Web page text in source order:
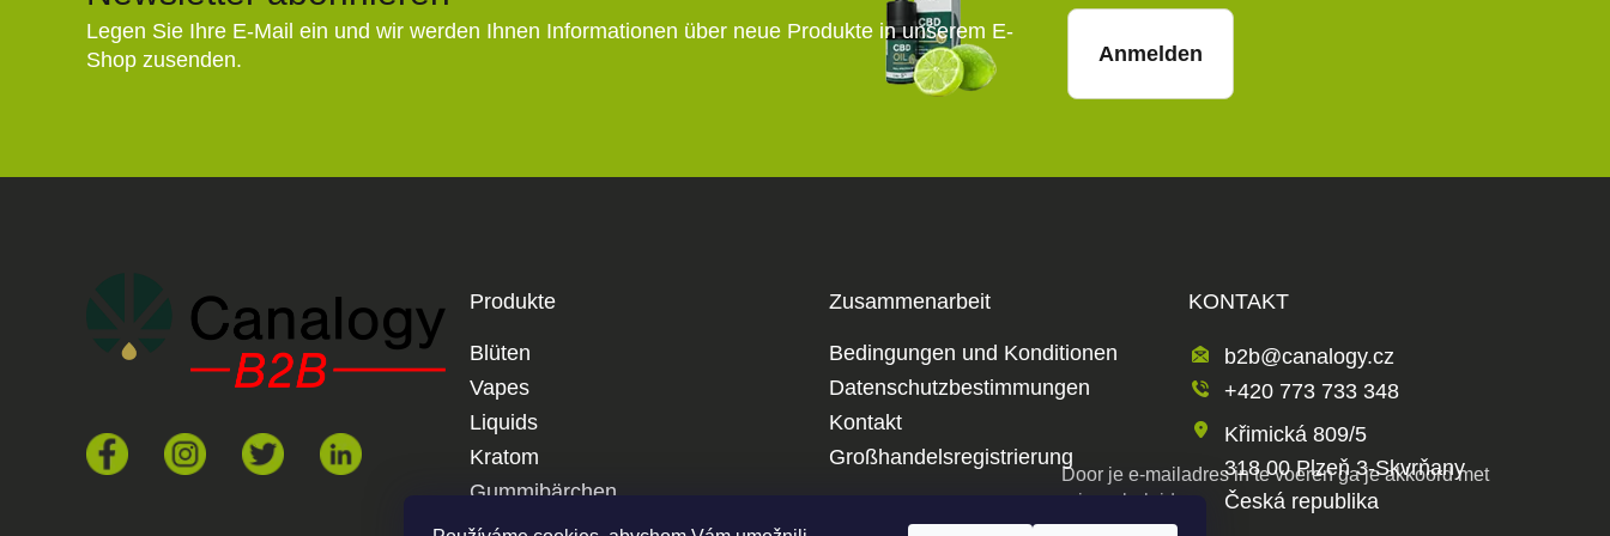
Legen Sie Ihre E-Mail ein und wir werden Ihnen Informationen über neue Produkte in unserem E-
Shop zusenden.
Door je e-mailadres in te voeren ga je akkoord met
privacybeleid
Anmelden
Produkte
Blüten
Vapes
Liquids
Kratom
Gummibärchen
Joints
Zusammenarbeit
Bedingungen und Konditionen
Datenschutzbestimmungen
Kontakt
Großhandelsregistrierung
KONTAKT
b2b@canalogy.cz
+420 773 733 348
Křimická 809/5
318 00 Plzeň 3-Skvrňany
Česká republika